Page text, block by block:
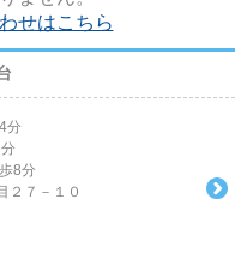
せはこちら
分
8分
２７－１０